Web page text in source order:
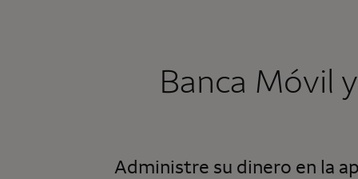
Banca Móvil
Administre su dinero en la